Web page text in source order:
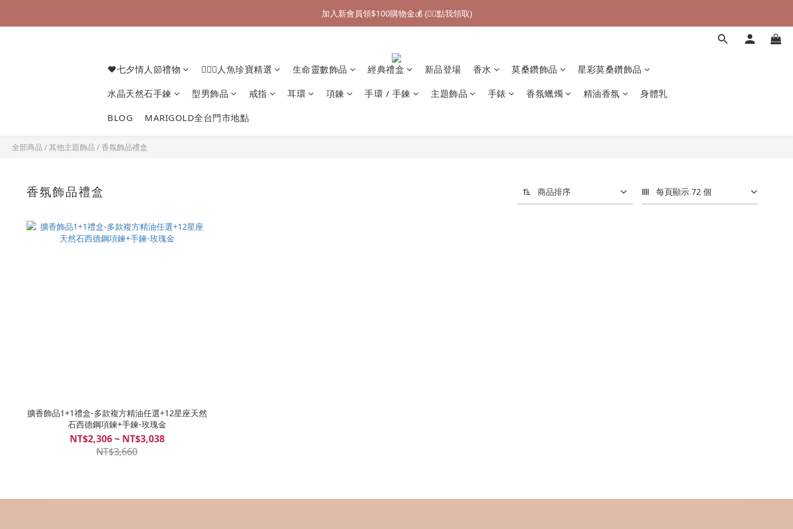
加入新會員領$100購物金💰 (👉🏻點我領取)
加入新會員領$100購物金💰 (👉🏻點我領取)
加入新會員領$100購物金💰 (👉🏻點我領取)
❤七夕情人節禮物 🧜🏻‍♀️人魚珍寶精選 生命靈數飾品 經典禮盒 新品登場 香水 莫桑鑽飾品 星彩莫桑鑽飾品
水晶天然石手鍊 型男飾品 戒指 耳環 項鍊 手環 / 手鍊 主題飾品 手錶 香氛蠟燭 精油香氛 身體乳
BLOG MARIGOLD全台門市地點
全部商品 /其他主題飾品 /香氛飾品禮盒
香氛飾品禮盒 商品排序 每頁顯示 72 個
擴香飾品1+1禮盒-多款複方精油任選+12星座天然
石西德鋼項鍊+手鍊-玫瑰金
NT$2,306 ~ NT$3,038
NT$3,660